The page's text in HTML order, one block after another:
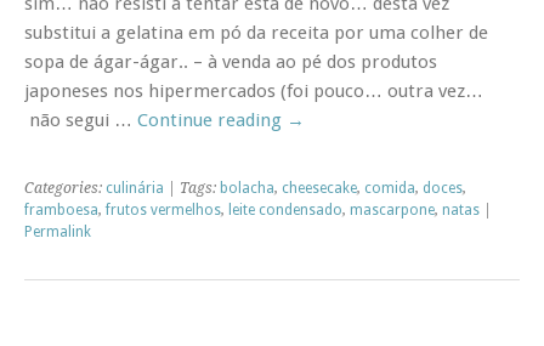
substitui a gelatina em pó da receita por uma colher de
sopa de ágar-ágar.. – à venda ao pé dos produtos
japoneses nos hipermercados (foi pouco… outra vez…
não segui … Continue reading →
Categories: culinária | Tags: bolacha, cheesecake, comida, doces,
framboesa,frutos vermelhos, leite condensado, mascarpone, natas
Permalink